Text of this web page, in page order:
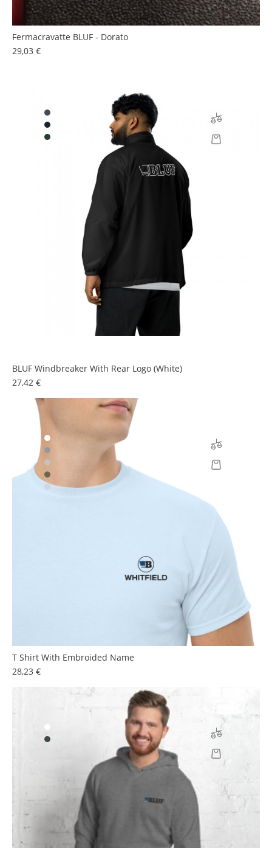
Fermacravatte BLUF - Dorato
29,03 €Prezzo
BLUF Windbreaker With Rear Logo (white)
27,42 €Prezzo
T Shirt With Embroided Name
28,23 €Prezzo